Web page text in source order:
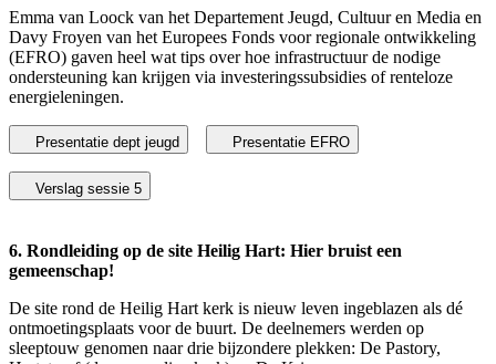
Emma van Loock van het Departement Jeugd, Cultuur en Media en
Davy Froyen van het Europees Fonds voor regionale ontwikkeling
(EFRO) gaven heel wat tips over hoe infrastructuur de nodige
ondersteuning kan krijgen via investeringssubsidies of renteloze
energieleningen.
Presentatie dept jeugd Presentatie EFRO
Verslag sessie 5
6. Rondleiding op de site Heilig Hart: Hier bruist een
gemeenschap!
De site rond de Heilig Hart kerk is nieuw leven ingeblazen als dé
ontmoetingsplaats voor de buurt. De deelnemers werden op
sleeptouw genomen naar drie bijzondere plekken: De Pastory,